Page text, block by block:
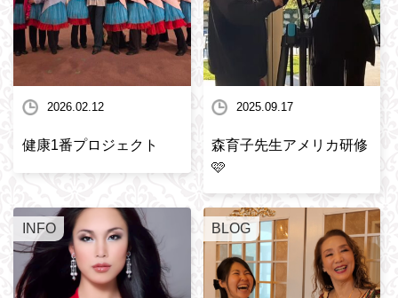
2026.02.12
健康1番プロジェクト
2025.09.17
森育子先生アメリカ研修
🩷
INFO BLOG